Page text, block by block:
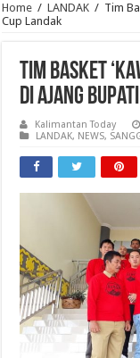
Home / LANDAK / Tim
Cup Landak
Tim Basket
di Ajang
Kalimantan Today
LANDAK, NEWS,